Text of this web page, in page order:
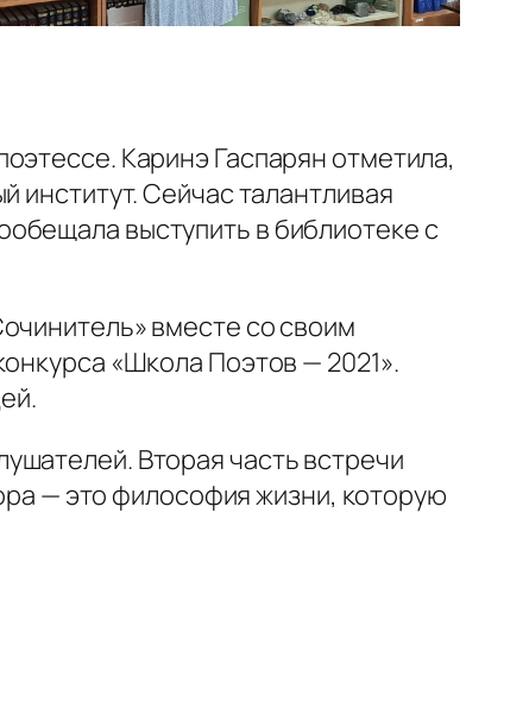
Каринэ Гаспарян отметила,
институт. Сейчас талантливая
выступить в библиотеке с
вместе со своим
«Школа Поэтов — 2021».
Вторая часть встречи
— это философия жизни, которую